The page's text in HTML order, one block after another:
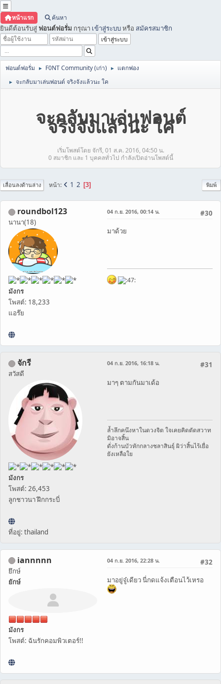
หน้าแรก ค้นหา
ยินดีต้อนรับสู่ ฟอนต์ฟอรั่ม กรุณา เข้าสู่ระบบหรือ สมัครสมาชิก
ฟอนต์ฟอรั่ม ► F0NT Community (เก่า) ► แตกฟอง
► จะกลับมาเล่นฟอนต์ จริงจังแล้วนะ ใค
จะกลับมาเล่นฟอนต์
จริงจังแล้วนะ ใค
เริ่มโพสต์โดย จักรี, 01 ส.ค. 2016, 04:50 น.
0 สมาชิก และ 1 บุคคลทั่วไป กำลังเปิดอ่านโพสต์นี้
พิมพ์
เลื่อนลงด้านล่าง หน้า 1 2 3
roundbol123
นานา(18)
มังกร
โพสต์: 18,233
แอร๊ย
#30
04 ก.ย. 2016, 00:14 น.
มาด้วย
จักรี
สวัสดี
มังกร
โพสต์: 26,453
ลูกชาวนา ฝึกกระบี่
ที่อยู่: thailand
#31
04 ก.ย. 2016, 16:18 น.
มาๆ ตามกันมาเด้อ
ล้ำลึกคนึงหาในดวงจิต ใจเคยคิดตัดสวาท
มิอาจสิ้น
ดั่งก้านบัวหักกลางชลาสินธุ์ ผิว่าสิ้นไร้เยื่อ
ยังเหลือใย
iannnnn
ยึกษ์
ยักษ์
มังกร
โพสต์: ฉันรักคอมพิวเตอร์!!
#32
04 ก.ย. 2016, 22:28 น.
มาอยู่จู๋เดียว นี่กดแจ้งเตือนไว้เหรอ